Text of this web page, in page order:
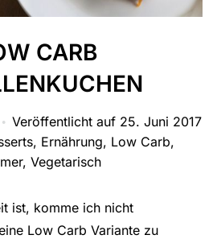
CARB
Veröffentlicht auf 25. Juni 2017
, Ernährung, Low Carb,
, Vegetarisch
ist, komme ich nicht
Low Carb Variante zu